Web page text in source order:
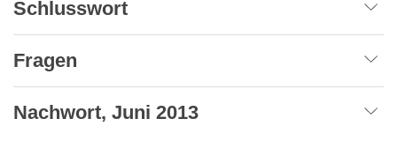
Schlusswort
Fragen
Nachwort, Juni 2013